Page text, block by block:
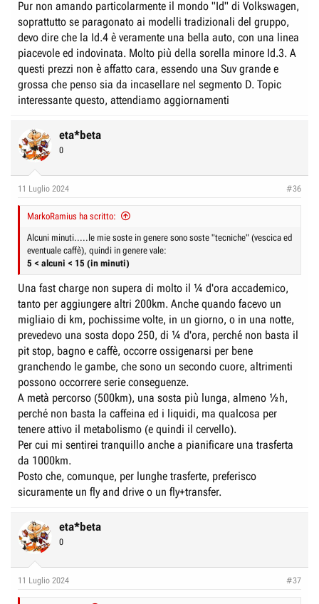
Pur non amando particolarmente il mondo "Id" di Volkswagen,
soprattutto se paragonato ai modelli tradizionali del gruppo,
devo dire che la Id.4 è veramente una bella auto, con una linea
piacevole ed indovinata. Molto più della sorella minore Id.3. A
questi prezzi non è affatto cara, essendo una Suv grande e
grossa che penso sia da incasellare nel segmento D. Topic
interessante questo, attendiamo aggiornamenti
eta*beta
0
11 Luglio 2024 #36
MarkoRamius ha scritto:
Alcuni minuti.....le mie soste in genere sono soste "tecniche" (vescica ed
eventuale caffè), quindi in genere vale:
5 < alcuni < 15 (in minuti)
Una fast charge non supera di molto il ¼ d'ora accademico,
tanto per aggiungere altri 200km. Anche quando facevo un
migliaio di km, pochissime volte, in un giorno, o in una notte,
prevedevo una sosta dopo 250, di ¼ d'ora, perché non basta il
pit stop, bagno e caffè, occorre ossigenarsi per bene
granchendo le gambe, che sono un secondo cuore, altrimenti
possono occorrere serie conseguenze.
A metà percorso (500km), una sosta più lunga, almeno ½h,
perché non basta la caffeina ed i liquidi, ma qualcosa per
tenere attivo il metabolismo (e quindi il cervello).
Per cui mi sentirei tranquillo anche a pianificare una trasferta
da 1000km.
Posto che, comunque, per lunghe trasferte, preferisco
sicuramente un fly and drive o un fly+transfer.
eta*beta
0
11 Luglio 2024 #37